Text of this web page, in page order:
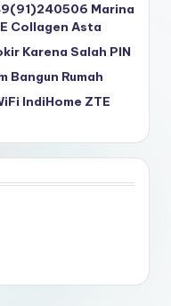
Marina
Collagen Asta
Karena Salah PIN
Bangun Rumah
IndiHome ZTE